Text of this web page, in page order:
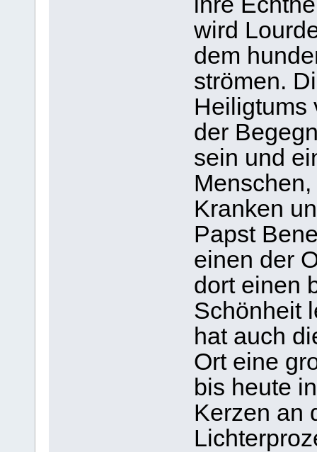
wird
dem
strömen.
Heiligtums
der
sein und
Kranken
Papst
einen der
dort einen
Schönheit
hat auch
Ort eine
bis heute
Kerzen an